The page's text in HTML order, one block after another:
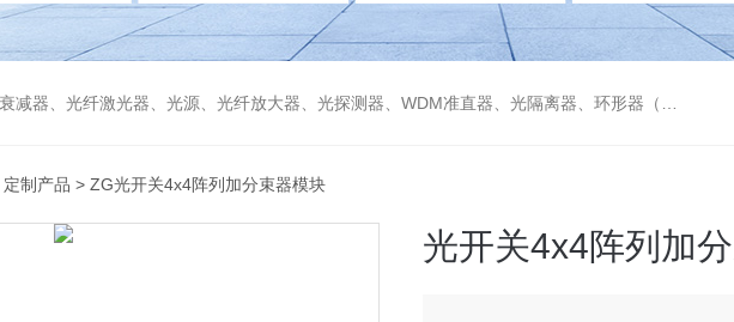
器、光探测器、WDM准直器、光隔离器、环形器（三端口、四端口）、偏振分束器/合束器、起偏器、耦合器、单纤/双纤准直器、激光准直器、光纤反射镜、光纤旋转器、偏振控制器（三环、挤压式）、光栅、波分复用器（CWDM/DWDM）等
定制产品 > ZG光开关4x4阵列加分束器模块
光开关4x4阵列加